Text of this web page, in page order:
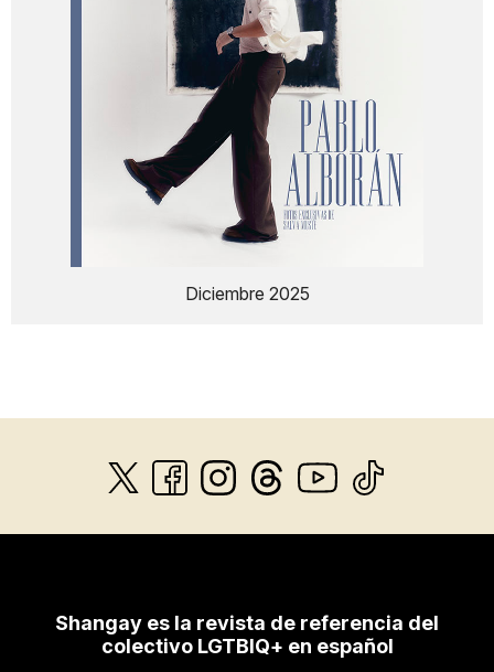
Diciembre 2025
Shangay es la revista de referencia del
colectivo LGTBIQ+ en español